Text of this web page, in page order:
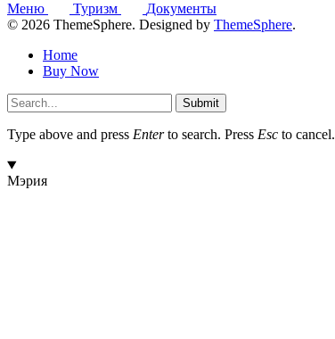
Меню
Туризм
Документы
© 2026 ThemeSphere. Designed by ThemeSphere.
Home
Buy Now
Submit
Type above and press Enterto search. Press Esc to cancel.
Мэрия